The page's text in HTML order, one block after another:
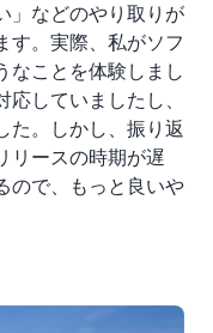
」などのやり取りが
す。実際、私がソフ
なことを体験しまし
していましたし、
た。しかし、振り返
リースの時期が遅
ので、もっと良いや